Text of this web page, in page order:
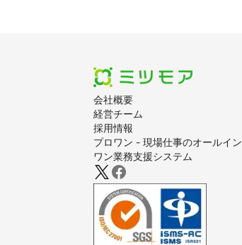
会社概要
経営チーム
採用情報
プロワン - 現場仕事のオールイン
ワン業務支援システム